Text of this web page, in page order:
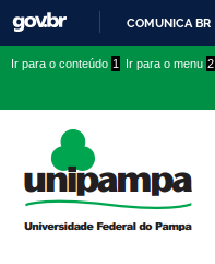
COMUNICA BR
conteúdo
menu
superior
menu
Ir para o conteúdo 1 Ir para o menu 2